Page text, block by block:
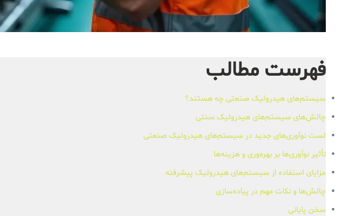
فهرست مطالب
سیستم‌های هیدرولیک صنعتی چه هستند؟
چالش‌های سیستم‌های هیدرولیک سنتی
لست نوآوری‌های جدید در سیستم‌های هیدرولیک صنعتی
تأثیر نوآوری‌ها بر بهره‌وری و هزینه‌ها
مزایای استفاده از سیستم‌های هیدرولیک پیشرفته
چالش‌ها و نکات مهم در پیاده‌سازی
سخن پایانی